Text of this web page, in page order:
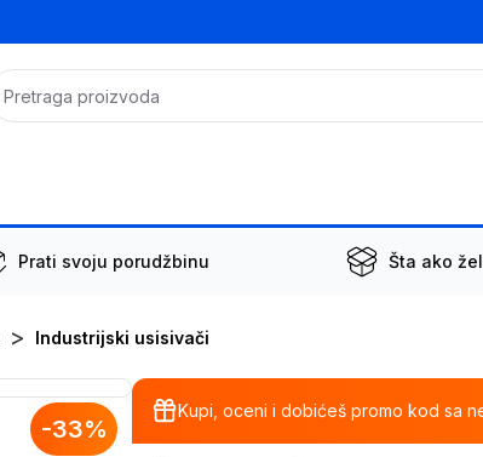
Prati svoju porudžbinu Šta ako
> Industrijski usisivači
-33%
Kupi, oceni i dobićeš promo kod sa